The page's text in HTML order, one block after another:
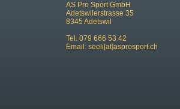
AS Pro Sport GmbH
Adetswilerstrasse 35
8345 Adetswil
Tel. 079 666 53 42
Email: seeli[at]asprosport.ch